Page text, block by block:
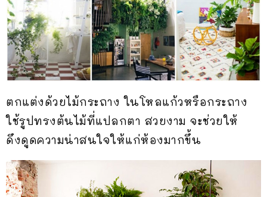
ตกแต่งด้วยไม้กระถาง ในโหลแก้วหรือกระถาง
ใช้รูปทรงต้นไม้ที่แปลกตา สวยงาม จะช่วยให้
ดึงดูดความน่าสนใจให้แก่ห้องมากขึ้น